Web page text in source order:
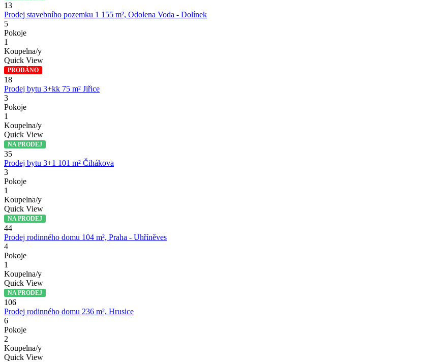
13
Prodej stavebního pozemku 1 155 m², Odolena Voda - Dolínek
5
Pokoje
1
Koupelna/y
Quick View
PRODÁNO
18
Prodej bytu 3+kk 75 m² Jiřice
3
Pokoje
1
Koupelna/y
Quick View
NA PRODEJ
35
Prodej bytu 3+1 101 m² Čihákova
3
Pokoje
1
Koupelna/y
Quick View
NA PRODEJ
44
Prodej rodinného domu 104 m², Praha - Uhříněves
4
Pokoje
1
Koupelna/y
Quick View
NA PRODEJ
106
Prodej rodinného domu 236 m², Hrusice
6
Pokoje
2
Koupelna/y
Quick View